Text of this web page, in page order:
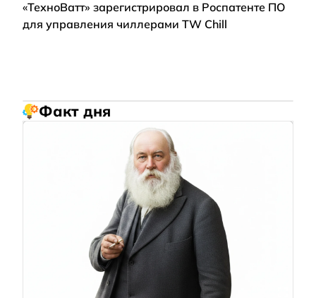
«ТехноВатт» зарегистрировал в Роспатенте ПО
для управления чиллерами TW Chill
Факт дня